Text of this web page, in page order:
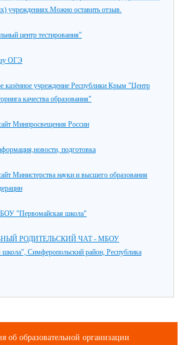
учреждениях.Можно оставить отзыв.
центр тестирования"
ОГЭ
казённое учреждение Республики Крым "Центр
качества образования"
Минпросвещения России
подготовка
Министерства науки и высшего образования
"Первомайская школа"
РОДИТЕЛЬСКИЙ ЧАТ - МБОУ
Симферопольский район, Республика
об образовательной организации